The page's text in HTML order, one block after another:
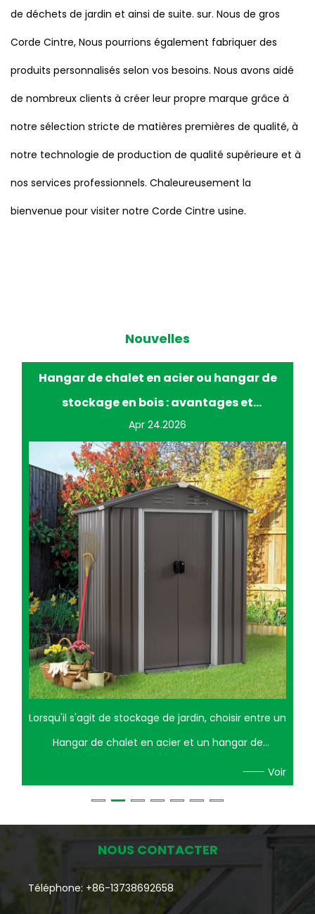
de déchets de jardin et ainsi de suite. sur. Nous de gros
Corde Cintre, Nous pourrions également fabriquer des
produits personnalisés selon vos besoins. Nous avons aidé
de nombreux clients à créer leur propre marque grâce à
notre sélection stricte de matières premières de qualité, à
notre technologie de production de qualité supérieure et à
nos services professionnels. Chaleureusement la
bienvenue pour visiter notre Corde Cintre usine.
Nouvelles
Hangar de chalet en acier ou hangar de
stockage en bois : avantages et
inconvénients
Apr 24.2026
Lorsqu'il s'agit de stockage de jardin, choisir entre un
Hangar de chalet en acier et un hangar de
stockage en bois peut être une décision difficile. Les
durabilité et nécessite peu d'entretien, tandis que
les hangars en bois offrent un attrait esthétique
plus traditionnel. Avantages d'un hangar de chalet
Voir
NOUS CONTACTER
Téléphone: +86-13738692658